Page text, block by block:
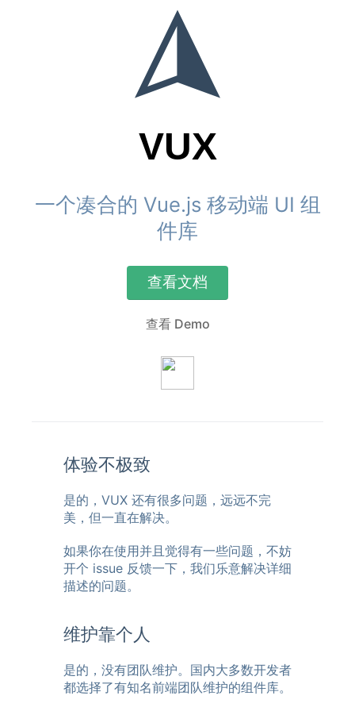
VUX
一个凑合的 Vue.js 移动端 UI 组
件库
查看文档
查看 Demo
体验不极致
是的，VUX 还有很多问题，远远不完
美，但一直在解决。
如果你在使用并且觉得有一些问题，不妨
开个 issue 反馈一下，我们乐意解决详细
描述的问题。
维护靠个人
是的，没有团队维护。国内大多数开发者
都选择了有知名前端团队维护的组件库。